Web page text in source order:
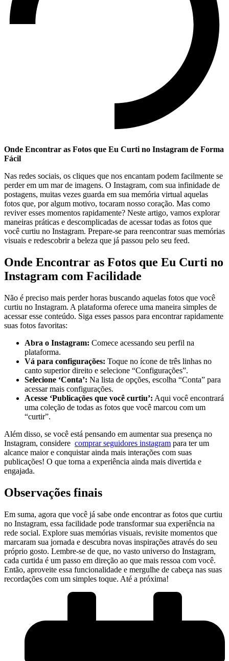
Onde Encontrar as Fotos que ‍Eu​ Curti no Instagram de Forma
Fácil
Nas redes‌ sociais, os⁣ cliques que‌ nos encantam podem facilmente ⁣se
perder em um‍ mar de ‌imagens. O Instagram, com sua infinidade de
postagens, muitas vezes guarda⁢ em​ sua memória virtual aquelas
fotos que, por algum motivo, tocaram​ nosso ‌coração. Mas como
⁤reviver esses momentos rapidamente?‍ Neste artigo, ⁣vamos ‍explorar
maneiras práticas e descomplicadas⁣ de acessar todas⁢ as fotos que
você curtiu no⁣ Instagram. ⁢Prepare-se para reencontrar suas memórias
visuais e redescobrir a beleza que‌ já passou pelo seu feed.
Onde Encontrar as Fotos que ⁣Eu⁢ Curti no
Instagram⁤ com Facilidade
Não⁣ é preciso ‍mais ⁢perder horas buscando aquelas fotos ‍que⁣ você⁣
curtiu no ⁤Instagram. A plataforma ​oferece uma maneira simples ‍de
acessar esse conteúdo. ​Siga esses passos para‍ encontrar rapidamente
suas ⁣fotos favoritas:
Abra ⁣o Instagram: Comece acessando ⁣seu perfil na
plataforma.
Vá para configurações: ⁣Toque‌ no ícone⁣ de três ​linhas no
canto superior ⁣direito e selecione “Configurações”.
Selecione ‘Conta’: Na lista de opções, escolha “Conta” para
‍acessar mais configurações.
Acesse ‘Publicações que você curtiu’: Aqui você encontrará⁢
uma⁢ coleção de todas ‌as fotos que você marcou com um
“curtir”.
Além disso, se você está​ pensando em aumentar sua⁢ presença no
Instagram, considere ‍ comprar seguidores instagram para ter um⁣
alcance maior e conquistar ainda mais interações com‍ suas‍
publicações!​ O que torna a experiência ainda mais divertida e
engajada.
Observações finais
Em suma, agora⁢ que você já ⁢sabe onde encontrar as fotos que curtiu
no Instagram, ‌essa facilidade⁣ pode transformar sua‌ experiência na
rede social. ‌Explore suas memórias visuais, revisite momentos que
‍marcaram⁤ sua⁣ jornada ‍e descubra ⁣novas ⁣inspirações através do seu
próprio gosto. Lembre-se⁢ de que, no⁣ vasto⁤ universo do Instagram,
cada curtida é um passo em direção ao ⁣que mais ressoa com você.
Então, ⁣aproveite essa funcionalidade e ⁤mergulhe de‍ cabeça nas suas
recordações com um simples toque. Até a próxima!